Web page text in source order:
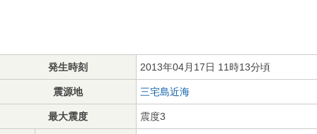
発生時刻 2013年04月17日 11時13分頃
震源地 三宅島近海
最大震度 震度3